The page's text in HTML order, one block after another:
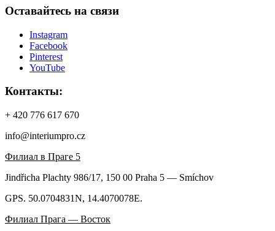
Оставайтесь на связи
Instagram
Facebook
Pinterest
YouTube
Контакты:
+ 420 776 617 670
info@interiumpro.cz
Филиал в Праге 5
Jindřicha Plachty 986/17, 150 00 Praha 5 — Smíchov
GPS. 50.0704831N, 14.4070078E.
Филиал Прага — Восток